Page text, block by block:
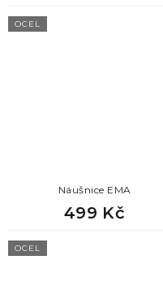
OCEL
Náušnice EMA
499 Kč
OCEL